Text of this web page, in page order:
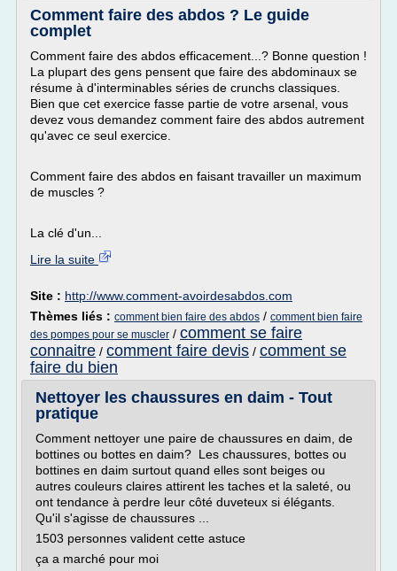
Comment faire des abdos ? Le guide
complet
Comment faire des abdos efficacement...? Bonne question !
La plupart des gens pensent que faire des abdominaux se
résume à d'interminables séries de crunchs classiques.
Bien que cet exercice fasse partie de votre arsenal, vous
devez vous demandez comment faire des abdos autrement
qu'avec ce seul exercice.
Comment faire des abdos en faisant travailler un maximum
de muscles ?
La clé d'un...
Lire la suite
Site : http://www.comment-avoirdesabdos.com
Thèmes liés : comment bien faire des abdos / comment bien faire
des pompes pour se muscler / comment se faire
connaitre / comment faire devis / comment se
faire du bien
Nettoyer les chaussures en daim - Tout
pratique
Comment nettoyer une paire de chaussures en daim, de
bottines ou bottes en daim? Les chaussures, bottes ou
bottines en daim surtout quand elles sont beiges ou
autres couleurs claires attirent les taches et la saleté, ou
ont tendance à perdre leur côté duveteux si élégants.
Qu'il s'agisse de chaussures ...
1503 personnes valident cette astuce
ça a marché pour moi